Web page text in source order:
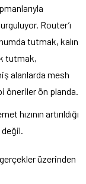
Router’ı
tutmak, kalın
tutmak,
alanlarda mesh
öneriler ön planda.
hızının artırıldığı
üzerinden